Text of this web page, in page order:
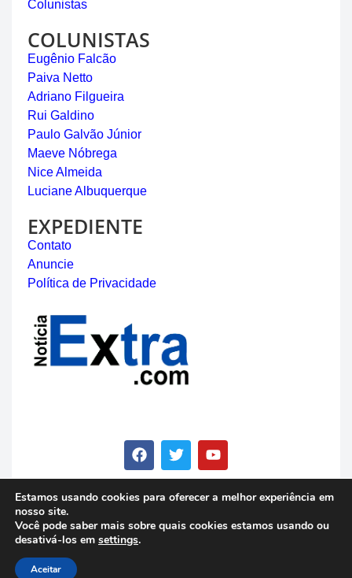
Colunistas
COLUNISTAS
Eugênio Falcão
Paiva Netto
Adriano Filgueira
Rui Galdino
Paulo Galvão Júnior
Maeve Nóbrega
Nice Almeida
Luciane Albuquerque
EXPEDIENTE
Contato
Anuncie
Política de Privacidade
© Copyright 2023 - Notícia Extra - Todos os direitos
reservados
Estamos usando cookies para oferecer a melhor experiência em
nosso site.
Você pode saber mais sobre quais cookies estamos usando ou
desativá-los em settings.
Aceitar